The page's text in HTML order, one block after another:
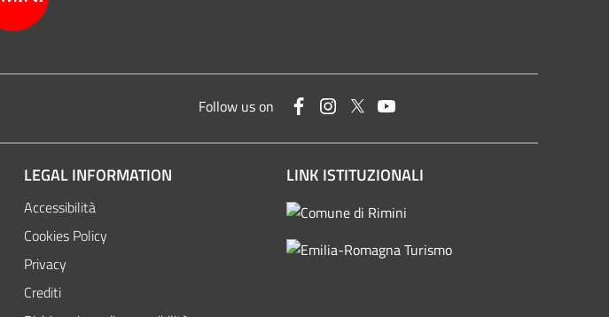
Follow us on FacebookInstagram
Twitter
LEGAL INFORMATION
Accessibilità
Cookies Policy
Privacy
Crediti
LINK ISTITUZIONALI